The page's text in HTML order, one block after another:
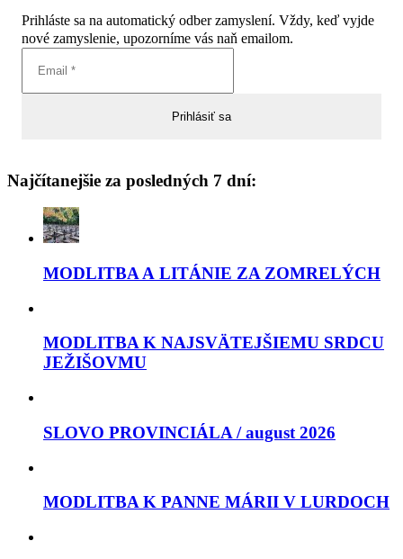
Prihláste sa na automatický odber zamyslení. Vždy, keď vyjde
nové zamyslenie, upozorníme vás naň emailom.
Najčítanejšie za posledných 7 dní:
MODLITBA A LITÁNIE ZA ZOMRELÝCH
MODLITBA K NAJSVÄTEJŠIEMU SRDCU
JEŽIŠOVMU
SLOVO PROVINCIÁLA / august 2026
MODLITBA K PANNE MÁRII V LURDOCH